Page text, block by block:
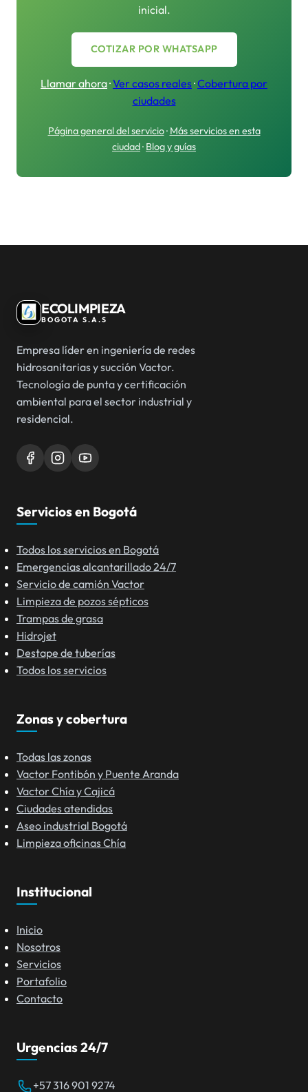
inicial.
COTIZAR POR WHATSAPP
Llamar ahora·Ver casos reales·Cobertura por
ciudades
Página general del servicio· Más servicios en esta
ciudad· Blog y guías
ECOLIMPIEZA
BOGOTA S.A.S
Empresa líder en ingeniería de redes
hidrosanitarias y succión Vactor.
Tecnología de punta y certificación
ambiental para el sector industrial y
residencial.
Servicios en Bogotá
Todos los servicios en Bogotá
Emergencias alcantarillado 24/7
Servicio de camión Vactor
Limpieza de pozos sépticos
Trampas de grasa
Hidrojet
Destape de tuberías
Todos los servicios
Zonas y cobertura
Todas las zonas
Vactor Fontibón y Puente Aranda
Vactor Chía y Cajicá
Ciudades atendidas
Aseo industrial Bogotá
Limpieza oficinas Chía
Institucional
Inicio
Nosotros
Servicios
Portafolio
Contacto
Urgencias 24/7
+57 316 901 9274